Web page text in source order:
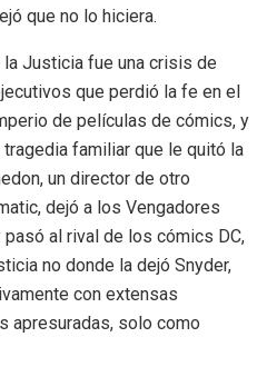
que no lo hiciera.
Justicia fue una crisis de
que perdió la fe en el
de películas de cómics, y
familiar que le quitó la
un director de otro
dejó a los Vengadores
al rival de los cómics DC,
no donde la dejó Snyder,
con extensas
apresuradas, solo como